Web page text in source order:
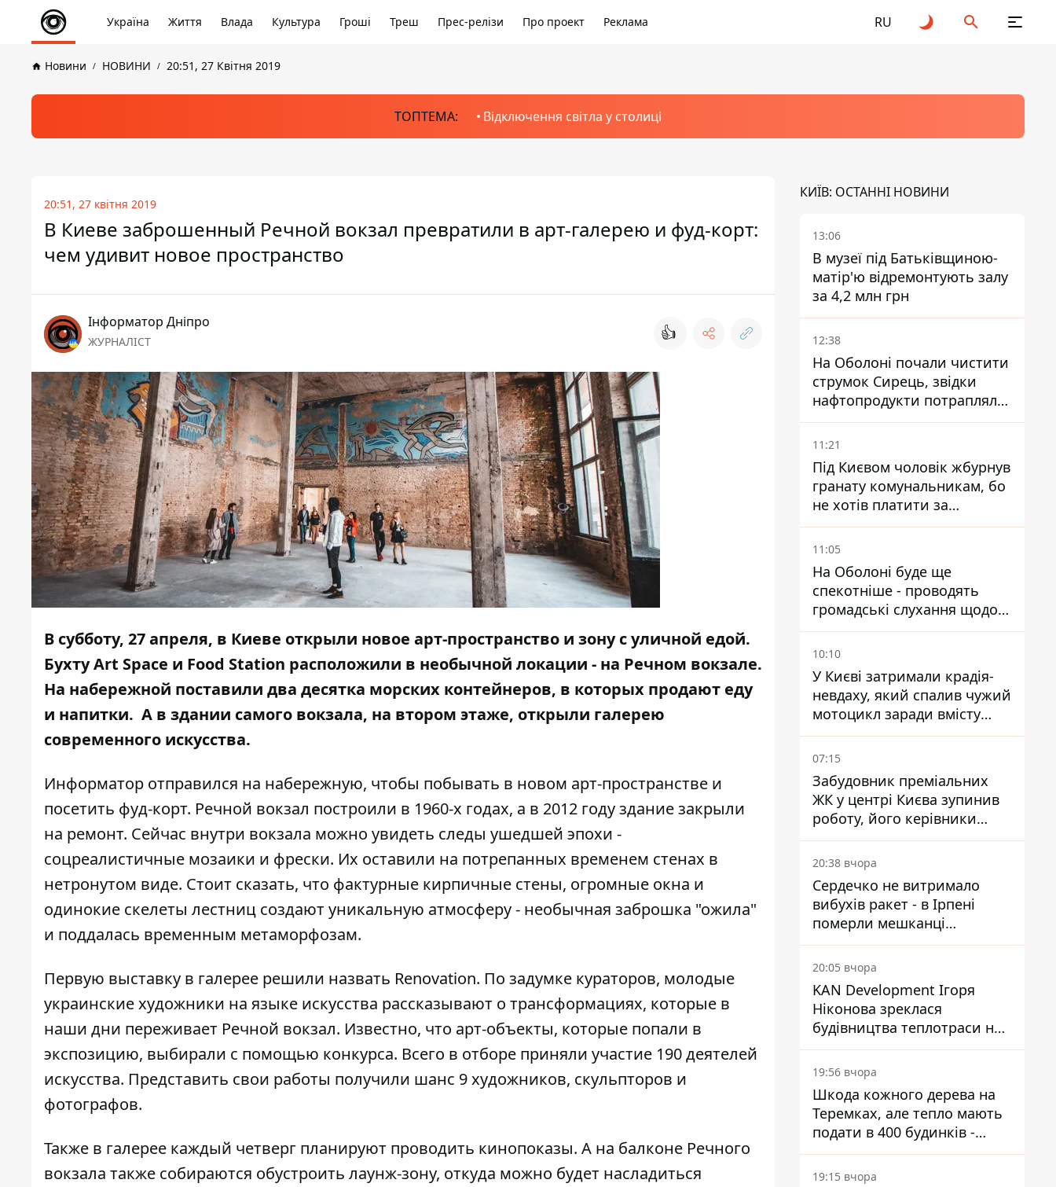
Україна Життя Влада Культура Гроші Треш Прес-релізи Про проект Реклама RU
Новини НОВИНИ 20:51, 27 Квітня 2019
ТОПТЕМА: Відключення світла у столиці
20:51, 27 квітня 2019
В Киеве заброшенный Речной вокзал превратили в арт-галерею и фуд-корт:
чем удивит новое пространство
Інформатор Дніпро
ЖУРНАЛІСТ 👍
В субботу, 27 апреля, в Киеве открыли новое арт-пространство и зону с уличной едой.
Бухту Art Space и Food Station расположили в необычной локации - на Речном вокзале.
На набережной поставили два десятка морских контейнеров, в которых продают еду
и напитки. А в здании самого вокзала, на втором этаже, открыли галерею
современного искусства.
Информатор отправился на набережную, чтобы побывать в новом арт-пространстве и
посетить фуд-корт. Речной вокзал построили в 1960-х годах, а в 2012 году здание закрыли
на ремонт. Сейчас внутри вокзала можно увидеть следы ушедшей эпохи -
соцреалистичные мозаики и фрески. Их оставили на потрепанных временем стенах в
нетронутом виде. Стоит сказать, что фактурные кирпичные стены, огромные окна и
одинокие скелеты лестниц создают уникальную атмосферу - необычная заброшка "ожила"
и поддалась временным метаморфозам.
Первую выставку в галерее решили назвать Renovation. По задумке кураторов, молодые
украинские художники на языке искусства рассказывают о трансформациях, которые в
наши дни переживает Речной вокзал. Известно, что арт-объекты, которые попали в
экспозицию, выбирали с помощью конкурса. Всего в отборе приняли участие 190 деятелей
искусства. Представить свои работы получили шанс 9 художников, скульпторов и
фотографов.
Также в галерее каждый четверг планируют проводить кинопоказы. А на балконе Речного
вокзала также собираются обустроить лаунж-зону, откуда можно будет насладиться
КИЇВ: ОСТАННІ НОВИНИ
13:06
В музеї під Батьківщиною-
матір'ю відремонтують залу
за 4,2 млн грн
12:38
На Оболоні почали чистити
струмок Сирець, звідки
нафтопродукти потрапляли
до озер
11:21
Під Києвом чоловік жбурнув
гранату комунальникам, бо
не хотів платити за
квитанціями
11:05
На Оболоні буде ще
спекотніше - проводять
громадські слухання щодо
храму УГКЦ на Північній
10:10
У Києві затримали крадія-
невдаху, який спалив чужий
мотоцикл заради вмісту
багажника
07:15
Забудовник преміальних
ЖК у центрі Києва зупинив
роботу, його керівники
втекли з України - Bihus.info
20:38 вчора
Сердечко не витримало
вибухів ракет - в Ірпені
померли мешканці
притулку для собак з
інвалідністю
20:05 вчора
KAN Development Ігоря
Ніконова зреклася
будівництва теплотраси на
Теремках
19:56 вчора
Шкода кожного дерева на
Теремках, але тепло мають
подати в 400 будинків -
депутатка Київради
19:15 вчора